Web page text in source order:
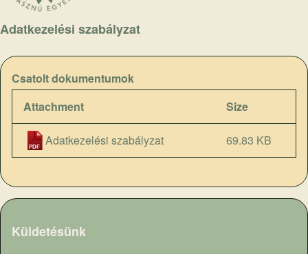
Adatkezelési szabályzat
Csatolt dokumentumok
Attachment
Size
Adatkezelési szabályzat 69.83 KB
Küldetésünk